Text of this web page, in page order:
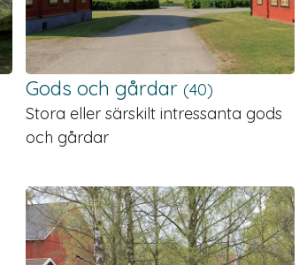
Gods och gårdar (40)
Stora eller särskilt intressanta gods
och gårdar